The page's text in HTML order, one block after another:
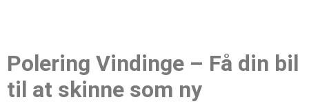
Polering Vindinge – Få din bil
til at skinne som ny